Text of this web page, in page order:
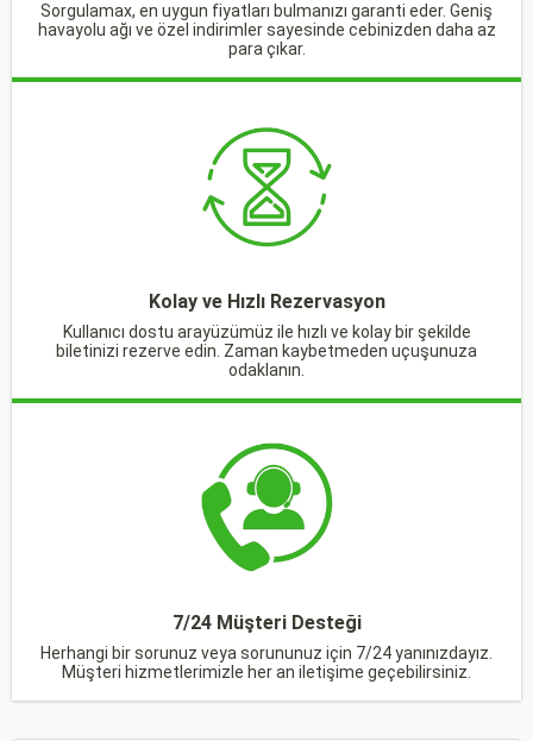
Sorgulamax, en uygun fiyatları bulmanızı garanti eder. Geniş
havayolu ağı ve özel indirimler sayesinde cebinizden daha az
para çıkar.
Kolay ve Hızlı Rezervasyon
Kullanıcı dostu arayüzümüz ile hızlı ve kolay bir şekilde
biletinizi rezerve edin. Zaman kaybetmeden uçuşunuza
odaklanın.
7/24 Müşteri Desteği
Herhangi bir sorunuz veya sorununuz için 7/24 yanınızdayız.
Müşteri hizmetlerimizle her an iletişime geçebilirsiniz.